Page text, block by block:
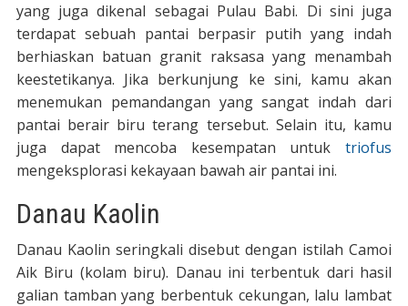
yang juga dikenal sebagai Pulau Babi. Di sini juga
terdapat sebuah pantai berpasir putih yang indah
berhiaskan batuan granit raksasa yang menambah
keestetikanya. Jika berkunjung ke sini, kamu akan
menemukan pemandangan yang sangat indah dari
pantai berair biru terang tersebut. Selain itu, kamu
juga dapat mencoba kesempatan untuktriofus
mengeksplorasi kekayaan bawah air pantai ini.
Danau Kaolin
Danau Kaolin seringkali disebut dengan istilah Camoi
Aik Biru (kolam biru). Danau ini terbentuk dari hasil
galian tamban yang berbentuk cekungan, lalu lambat